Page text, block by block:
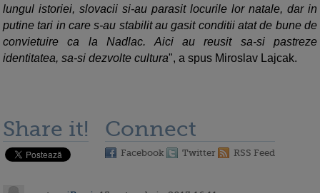
lungul istoriei, slovacii si-au parasit locurile lor natale, dar in
putine tari in care s-au stabilit au gasit conditii atat de bune de
convietuire ca la Nadlac. Aici au reusit sa-si pastreze
identitatea, sa-si dezvolte cultura", a spus Miroslav Lajcak.
Share it! Connect
Facebook Twitter RSS Feed